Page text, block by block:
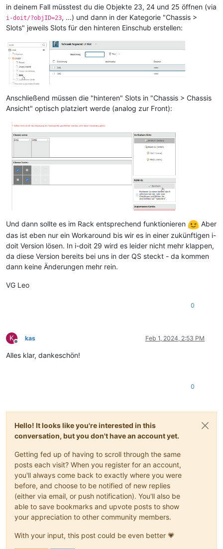
in deinem Fall müsstest du die Objekte 23, 24 und 25 öffnen (via
i-doit/?objID=23, ...) und dann in der Kategorie "Chassis >
Slots" jeweils Slots für den hinteren Einschub erstellen:
Anschließend müssen die "hinteren" Slots in "Chassis > Chassis
Ansicht" optisch platziert werde (analog zur Front):
Und dann sollte es im Rack entsprechend funktionieren
Aber
das ist eben nur ein Workaround bis wir es in einer zukünftigen i-
doit Version lösen. In i-doit 29 wird es leider nicht mehr klappen,
da diese Version bereits bei uns in der QS steckt - da kommen
dann keine Änderungen mehr rein.
VG Leo
0
K
Offline
kas Feb 1, 2024, 2:53 PM
Alles klar, dankeschön!
0
Hello! It looks like you're interested in this
conversation, but you don't have an account yet.
Getting fed up of having to scroll through the same
posts each visit? When you register for an account,
you'll always come back to exactly where you were
before, and choose to be notified of new replies
(either via email, or push notification). You'll also be
able to save bookmarks and upvote posts to show
your appreciation to other community members.
With your input, this post could be even better 💗